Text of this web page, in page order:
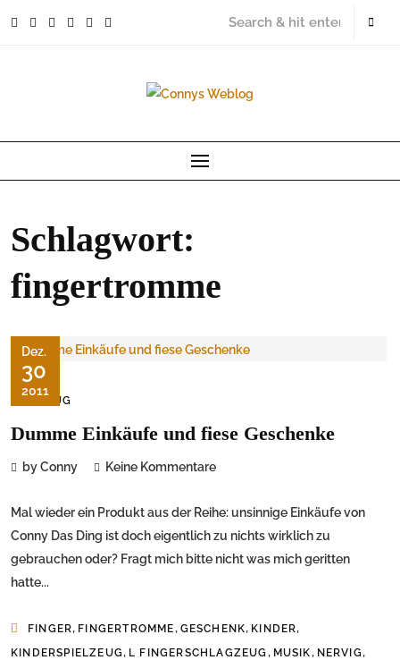
Schlagwort:
fingertromme
Dez.
30
2011
UNFUG
Dumme Einkäufe und fiese Geschenke
by Conny Keine Kommentare
Mal wieder ein Produkt aus der Reihe: unsinnige Einkäufe von
Conny Das Ding ist doch eigentlich zu nichts wirklich zu
gebrauchen oder? Fragt mich bitte nicht was mich geritten
hatte...
FINGER, FINGERTROMME, GESCHENK, KINDER,
KINDERSPIELZEUG, L FINGERSCHLAGZEUG , MUSIK, NERVIG,